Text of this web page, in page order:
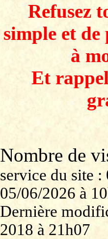
Refusez
simple et
à
Et
Nombre de
service du site
05/06/2026 à
Dernière
2018 à 21h07